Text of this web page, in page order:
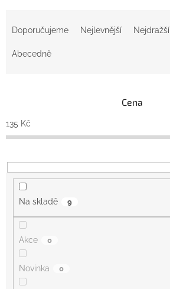
o
d
k
t
Doporučujeme Nejlevnější Nejdražší
Abecedně
Cena
135 Kč
Na skladě 9
Akce 0
Novinka 0